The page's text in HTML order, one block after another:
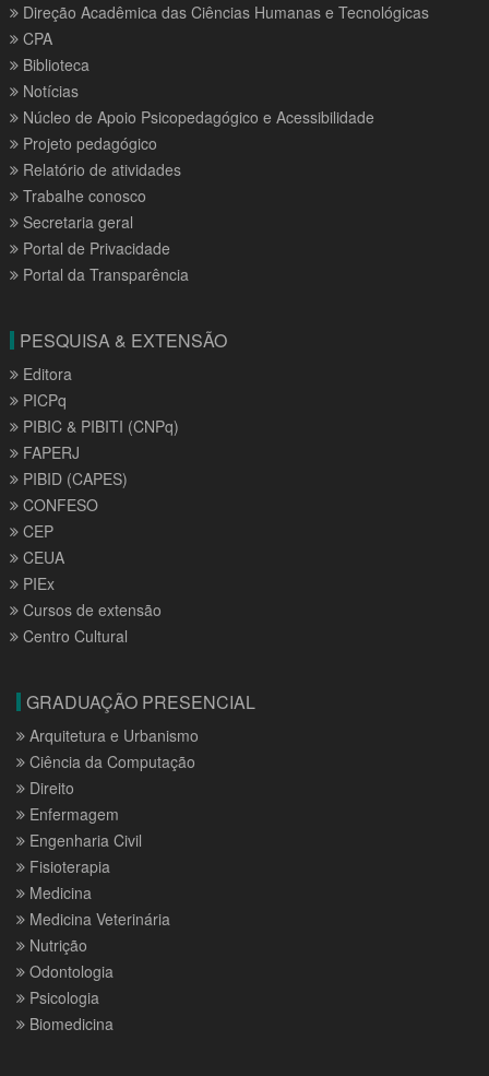
Direção Acadêmica das Ciências Humanas e Tecnológicas
CPA
Biblioteca
Notícias
Núcleo de Apoio Psicopedagógico e Acessibilidade
Projeto pedagógico
Relatório de atividades
Trabalhe conosco
Secretaria geral
Portal de Privacidade
Portal da Transparência
PESQUISA & EXTENSÃO
Editora
PICPq
PIBIC & PIBITI (CNPq)
FAPERJ
PIBID (CAPES)
CONFESO
CEP
CEUA
PIEx
Cursos de extensão
Centro Cultural
GRADUAÇÃO PRESENCIAL
Arquitetura e Urbanismo
Ciência da Computação
Direito
Enfermagem
Engenharia Civil
Fisioterapia
Medicina
Medicina Veterinária
Nutrição
Odontologia
Psicologia
Biomedicina